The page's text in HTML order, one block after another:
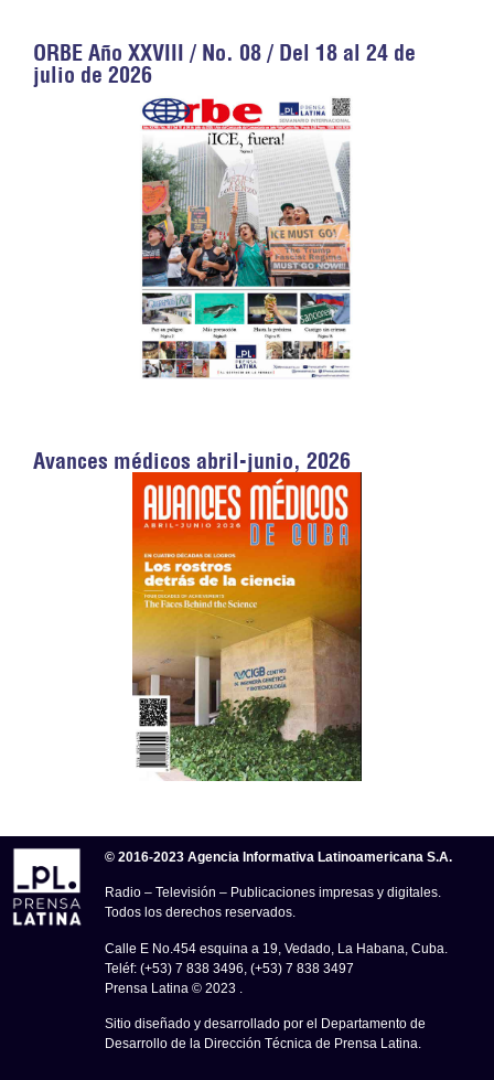
ORBE Año XXVIII / No. 08 / Del 18 al 24 de
julio de 2026
Avances médicos abril-junio, 2026
© 2016-2023 Agencia Informativa Latinoamericana S.A.
Radio – Televisión – Publicaciones impresas y digitales.
Todos los derechos reservados.
Calle E No.454 esquina a 19, Vedado, La Habana, Cuba.
Teléf: (+53) 7 838 3496, (+53) 7 838 3497
Prensa Latina © 2023 .
Sitio diseñado y desarrollado por el Departamento de
Desarrollo de la Dirección Técnica de Prensa Latina.